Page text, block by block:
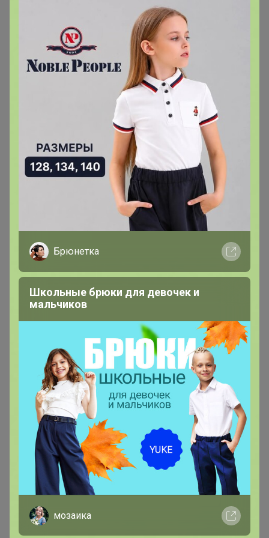
Здравствуйте! Мне сбербанк не дант оплатить, пишет
что недопустимый счет получателя. Можно еще какие
нибудь реквизиты?
Брюнетка
Школьные брюки для девочек и
мальчиков
мозаика